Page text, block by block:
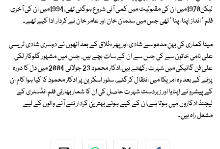
لیکن1970میں ان کی مقبولیت میں کمی آنی شروع ہوگئی تھی،1994میں ان کی آخری
فلم'' انداز اپنا اپنا'' تھی جس میں سلمان خان اور عامر خان نے کردار ادا کیے تھے۔
مینا کماری کی بہن مدھو سے شادی اور پھر طلاق کے بعد انھوں نے دوسری شادی ٹریسی
علی نامی خاتون سے کی جس سے ان کے سات بچے ہیں، جس میں مشہور گلوکار لکی
علی فن گائیکی میں شہرت رکھتے ہیں،ادکار محمود 23 جولائی 2004 میں دل کا دورہ
پڑنے کے بعد وہ امریکا میں انتقال کرگئے، سلور اسکرین پر ادکار محمود کا کیا ہوا کام ان
کے پیشرو نے اپنایا اور زبردست شہرت حاصل کی ان کا شمار بھارتی فلم انڈسٹری کے
لیجنڈ ادکاروں میں ہوتا ہے،ان کے کیے ہوئے بہترین کردار نئے آنے والوں کے لیے
مشعل راہ ہیں۔